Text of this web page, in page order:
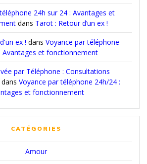
24h sur 24 : Avantages et
dans Tarot : Retour d’un ex !
ex ! dans Voyance par téléphone
Avantages et fonctionnement
par Téléphone : Consultations
dans Voyance par téléphone 24h/24 :
et fonctionnement
CATÉGORIES
Amour